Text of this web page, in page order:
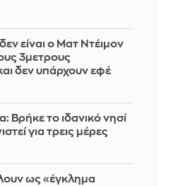
είναι ο Ματ Ντέιμον
3μετρους
δεν υπάρχουν εφέ
Βρήκε το ιδανικό νησί
για τρεις μέρες
ως «έγκλημα